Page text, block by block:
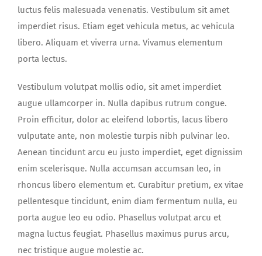
luctus felis malesuada venenatis. Vestibulum sit amet
imperdiet risus. Etiam eget vehicula metus, ac vehicula
libero. Aliquam et viverra urna. Vivamus elementum
porta lectus.
Vestibulum volutpat mollis odio, sit amet imperdiet
augue ullamcorper in. Nulla dapibus rutrum congue.
Proin efficitur, dolor ac eleifend lobortis, lacus libero
vulputate ante, non molestie turpis nibh pulvinar leo.
Aenean tincidunt arcu eu justo imperdiet, eget dignissim
enim scelerisque. Nulla accumsan accumsan leo, in
rhoncus libero elementum et. Curabitur pretium, ex vitae
pellentesque tincidunt, enim diam fermentum nulla, eu
porta augue leo eu odio. Phasellus volutpat arcu et
magna luctus feugiat. Phasellus maximus purus arcu,
nec tristique augue molestie ac.